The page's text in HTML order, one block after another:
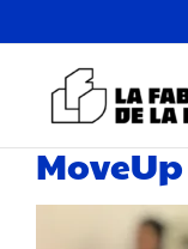
au
MoveUp